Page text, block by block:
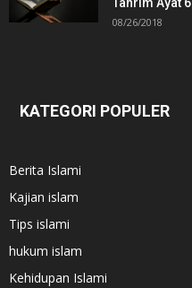
Tahrim Ayat 6
08/26/2018
KATEGORI POPULER
Berita Islami
Kajian islam
Tips islami
hukum islam
Kehidupan Islami